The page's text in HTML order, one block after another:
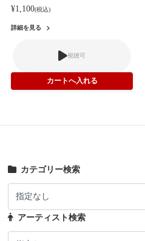
¥1,100(税込)
詳細を見る
視聴可
カテゴリー検索
アーティスト検索